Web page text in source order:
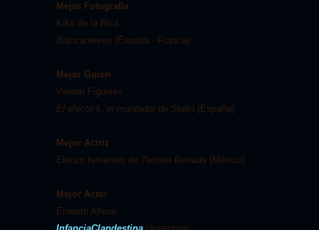
Mejor Fotografía
Kiko de la Rica
Blancanieves (España - Francia)
Mejor Guion
Valentí Figueres
El efecto k, el montador de Stalin (España)
Mejor Actriz
Elenco femenino de Tercera llamada (México)
Mejor Actor
Ernesto Alterio